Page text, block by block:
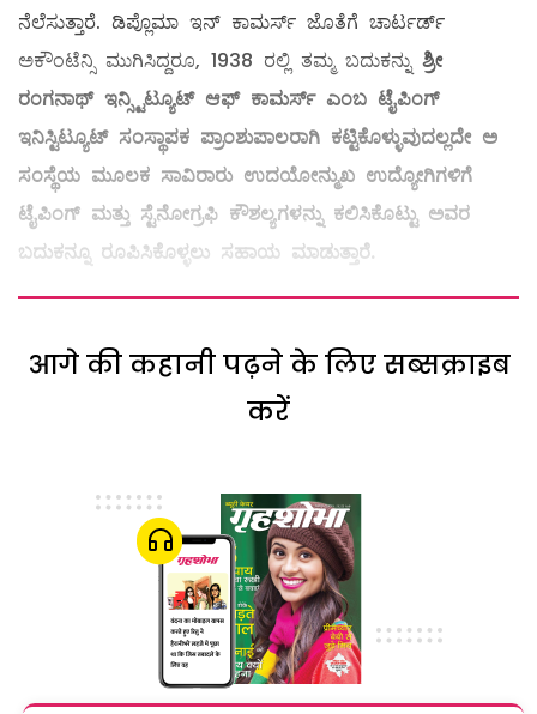
ನೆಲೆಸುತ್ತಾರೆ. ಡಿಪ್ಲೊಮಾ ಇನ್ ಕಾಮರ್ಸ್ ಜೊತೆಗೆ ಚಾರ್ಟರ್ಡ್
ಅಕೌಂಟೆನ್ಸಿ ಮುಗಿಸಿದ್ದರೂ, 1938 ರಲ್ಲಿ ತಮ್ಮ ಬದುಕನ್ನು ಶ್ರೀ
ರಂಗನಾಥ್ ಇನ್ಸ್ಟಿಟ್ಯೂಟ್ ಆಫ್ ಕಾಮರ್ಸ್ ಎಂಬ ಟೈಪಿಂಗ್
ಇನಿಸ್ಟಿಟ್ಯೂಟ್ ಸಂಸ್ಥಾಪಕ ಪ್ರಾಂಶುಪಾಲರಾಗಿ ಕಟ್ಟಿಕೊಳ್ಳುವುದಲ್ಲದೇ ಅ
ಸಂಸ್ಥೆಯ ಮೂಲಕ ಸಾವಿರಾರು ಉದಯೋನ್ಮುಖ ಉದ್ಯೋಗಿಗಳಿಗೆ
ಟೈಪಿಂಗ್ ಮತ್ತು ಸ್ಟೆನೋಗ್ರಫಿ ಕೌಶಲ್ಯಗಳನ್ನು ಕಲಿಸಿಕೊಟ್ಟು ಅವರ
ಬದುಕನ್ನೂ ರೂಪಿಸಿಕೊಳ್ಳಲು ಸಹಾಯ ಮಾಡುತ್ತಾರೆ.
आगे की कहानी पढ़ने के लिए सब्सक्राइब
करें